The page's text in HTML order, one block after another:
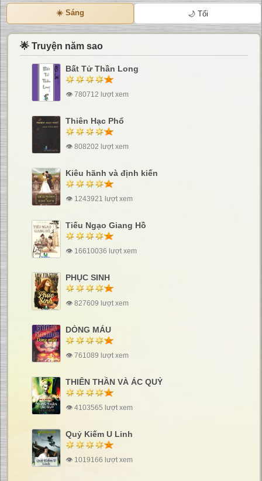
☀️ Sáng 🌙 Tối
🌟 Truyện năm sao
Bất Tử Thần Long
👁 780712 lượt xem
Thiên Hạc Phổ
👁 808202 lượt xem
Kiêu hãnh và định kiến
👁 1243921 lượt xem
Tiếu Ngạo Giang Hồ
👁 16610036 lượt xem
PHỤC SINH
👁 827609 lượt xem
DÒNG MÁU
👁 761089 lượt xem
THIÊN THẦN VÀ ÁC QUỶ
👁 4103565 lượt xem
Quỷ Kiếm U Linh
👁 1019166 lượt xem